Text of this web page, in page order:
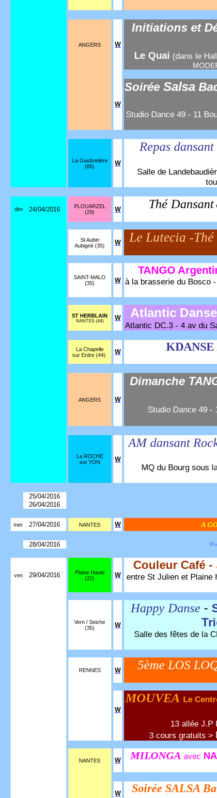
ANGERS W
Initiations et
Le Quai (dans le
W
SoiréeSalsa
Studio Dance 49 - 11
La Gaubretière
(85)
W
Repas dansant
Salle de
dim 24/04/2016
PLOUARZEL
(29)
W Thé Dansant
St Aubin
Aubigné (35)
W Le Lutecia -
SAINT-MALO
(35)
W
TANGO
à la brasserie du Bosco
ST HERBLAIN
NANTES (44) W Atlantic
Atlantic DC.3 - 4 av du
La Chapelle
sur Erdre (44)
W KDANSE
ANGERS W
Dimanche
Studio Dance 49 -
La ROCHE
sur YON
W
AM dansant
MQ du Bourg sous
25/04/2016
26/04/2016
mer 27/04/2016 NANTES W A
28/04/2016
ven 29/04/2016
Plaine Haute
(22)
W
Couleur Café -
entre St Julien et Plaine
Vern / Seiche
(35)
W
Happy Danse -
Salle des fêtes de la
RENNES W 5ème LOS
W
MOUVEA Le
13 allée J.P
3 cours gratuits >
NANTES W MILONGA avec
W Soirée SALSA